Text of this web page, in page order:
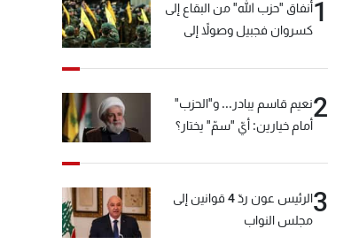
1أنفاق "حزب الله" من البقاع إلى
كسروان فجبيل وصولاً إلى
2نعيم قاسم يبادر... و"الحزب"
أمام خيارين: أيّ "سمّ" يختار؟
3
الرئيس عون ردّ 4 قوانين إلى
مجلس النواب